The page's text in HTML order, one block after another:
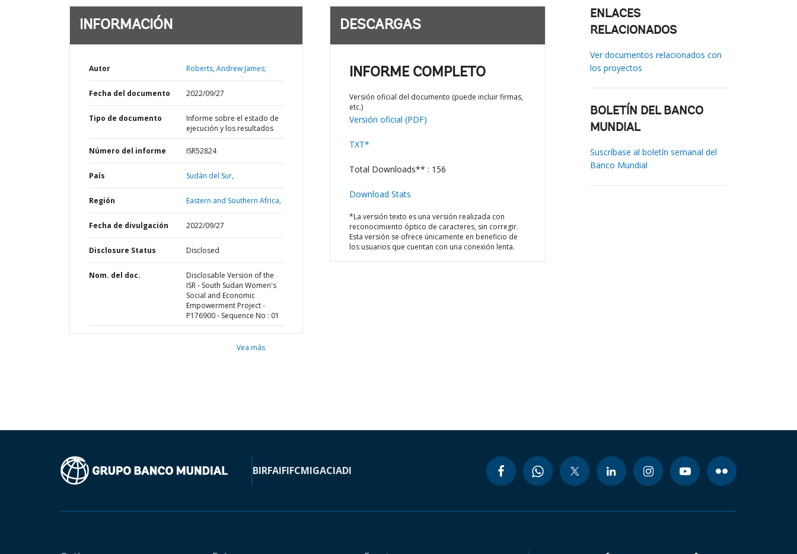
INFORMACIÓN
Autor Roberts, Andrew James;
Fecha del documento 2022/09/27
Tipo de documento
Informe sobre el estado de
ejecución y los resultados
Número del informe ISR52824
País Sudán del Sur,
Región Eastern and Southern Africa,
Fecha de divulgación 2022/09/27
Disclosure Status Disclosed
Nom. del doc.
Disclosable Version of the
ISR - South Sudan Women's
Social and Economic
Empowerment Project -
P176900 - Sequence No : 01
Vea más
DESCARGAS
INFORME COMPLETO
Versión oficial del documento (puede incluir firmas,
etc.)
Versión oficial (PDF)
TXT*
Total Downloads** : 156
Download Stats
*La versión texto es una versión realizada con
reconocimiento óptico de caracteres, sin corregir.
Esta versión se ofrece únicamente en beneficio de
los usuarios que cuentan con una conexión lenta.
ENLACES
RELACIONADOS
Ver documentos relacionados con
los proyectos
BOLETÍN DEL BANCO
MUNDIAL
Suscríbase al boletín semanal del
Banco Mundial
BIRFAIFIFCMIGACIADI